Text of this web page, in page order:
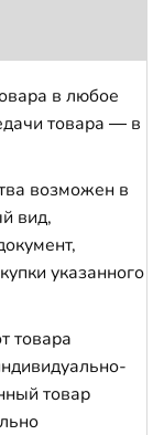
в любое
товара — в
возможен в
вид,
указанного
товара
товар